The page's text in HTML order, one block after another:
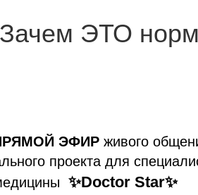
ЭТО
ЭФИРживого
проекта для
✨Doctor Star✨